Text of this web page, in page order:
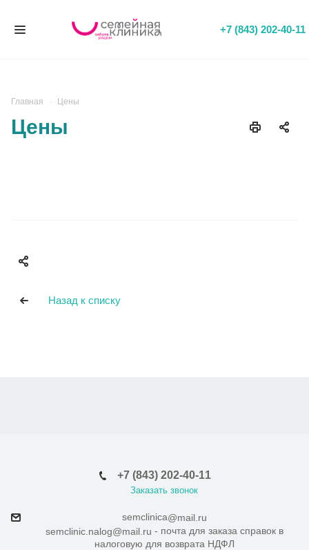
+7 (843) 202-40-11
Главная Цены
Цены
Назад к списку
+7 (843) 202-40-11
Заказать звонок
semclinica@mail.ru
semclinic.nalog@mail.ru - почта для заказа справок в
налоговую для возврата НДФЛ